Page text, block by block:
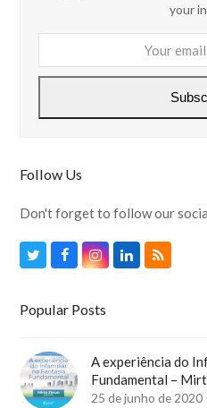
your
email
Follow Us
Don't forget to follow our
TwitterFacebookInstagram
LinkedIn
RSS
Popular Posts
A experiência do
Fundamental –
25 de junho de 2020